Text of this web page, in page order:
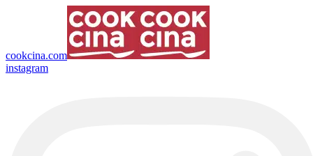
cookcina.com
instagram